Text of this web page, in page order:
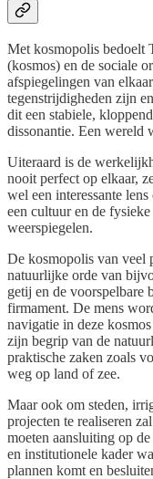
Met kosmopolis bedoelt
(kosmos) en de sociale
afspiegelingen van
tegenstrijdigheden zijn
dit een stabiele,
dissonantie. Een wereld
Uiteraard is de
nooit perfect op elkaar,
wel een interessante
een cultuur en de
weerspiegelen.
De kosmopolis van veel
natuurlijke orde van
getij en de voorspelbare
firmament. De mens
navigatie in deze
zijn begrip van de
praktische zaken zoals
weg op land of zee.
Maar ook om steden,
projecten te realiseren
moeten aansluiting op
en institutionele kader
plannen komt en